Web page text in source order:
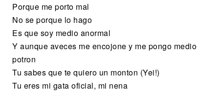
Porque me porto mal
No se porque lo hago
Es que soy medio anormal
Y aunque aveces me encojone y me pongo medio
potron
Tu sabes que te quiero un monton (Yei!)
Tu eres mi gata oficial, mi nena